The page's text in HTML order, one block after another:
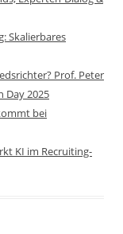
Skalierbares
Prof. Peter
Day 2025
bei
KI im Recruiting-